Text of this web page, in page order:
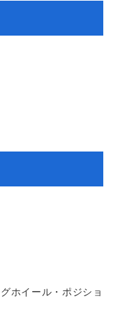
ホイール・ポジショ